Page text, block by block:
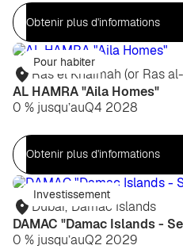
Obtenir plus d'informations
Pour habiter
Ras el Khaïmah (or Ras
AL HAMRA "Aila Homes"
0 % jusqu’auQ4 2028
Obtenir plus d'informations
Investissement
Dubaï, Damac Islands
DAMAC "Damac Islands -
0 % jusqu’auQ2 2029